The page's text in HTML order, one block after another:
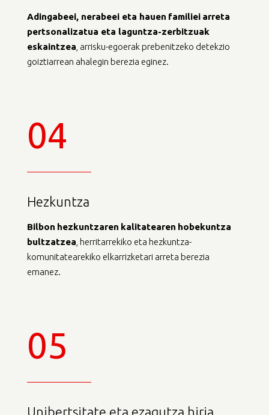
Adingabeei, nerabeei eta hauen familiei arreta
pertsonalizatua eta laguntza-zerbitzuak
eskaintzea, arrisku-egoerak prebenitzeko detekzio
goiztiarrean ahalegin berezia eginez.
04
Hezkuntza
Bilbon hezkuntzaren kalitatearen hobekuntza
bultzatzea, herritarrekiko eta hezkuntza-
komunitatearekiko elkarrizketari arreta berezia
emanez.
05
Unibertsitate eta ezagutza hiria